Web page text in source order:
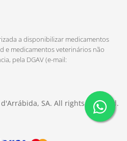
a disponibilizar medicamentos
e medicamentos veterinários não
pela DGAV (e-mail:
SA. All rights reserved.